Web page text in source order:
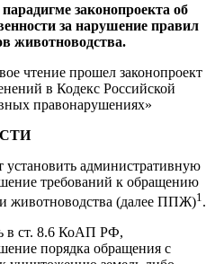
законопроекта об
за нарушение правил
животноводства.
чтение прошел законопроект
в Кодекс Российской
правонарушениях»
установить административную
требований к обращению
животноводства (далее ППЖ)1 .
в ст. 8.6 КоАП РФ,
порядка обращения с